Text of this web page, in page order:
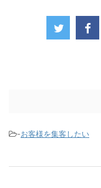
-お客様を集客したい